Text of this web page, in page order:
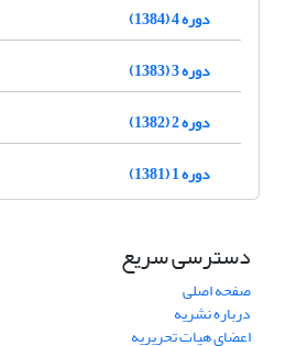
دوره 4 (1384)
دوره 3 (1383)
دوره 2 (1382)
دوره 1 (1381)
دسترسی سریع
صفحه اصلی
درباره نشریه
اعضای هیات تحریریه